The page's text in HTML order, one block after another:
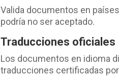
Valida documentos en
podría no ser aceptado.
Traducciones oficiales
Los documentos en idioma
traducciones certificadas